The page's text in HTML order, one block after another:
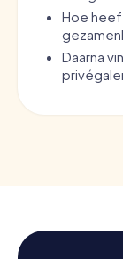
Hoe
Daarna